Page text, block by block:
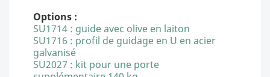
Options :
SU1714 : guide avec olive en laiton
SU1716 : profil de guidage en U en acier
galvanisé
SU2027 : kit pour une porte